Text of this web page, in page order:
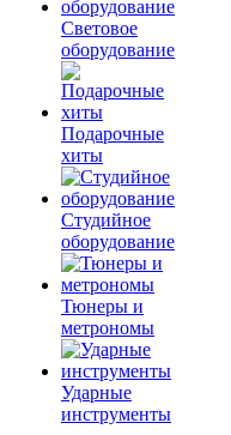
Световое
оборудование
Подарочные
хиты
Студийное
оборудование
Тюнеры и
метрономы
Ударные
инструменты